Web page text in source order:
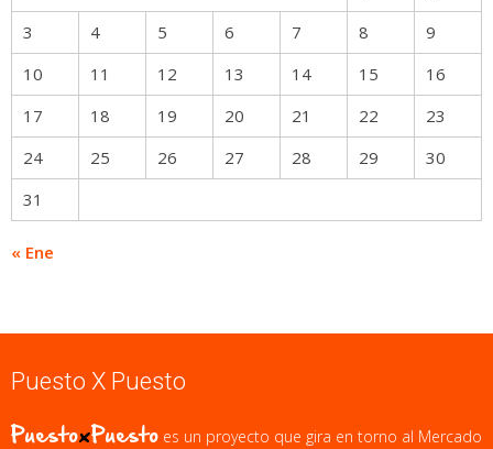
3
4 5 6 7 8
9
10
11 12 13 14 15
16
17
18 19 20 21 22
23
24
25 26 27 28 29
30
31
« Ene
Puesto X Puesto
PuestoxPuesto es un proyecto que gira en torno al Mercado